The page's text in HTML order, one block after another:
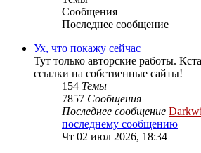
Сообщения
Последнее сообщение
Ух, что покажу сейчас
Тут только авторские работы.
ссылки на собственные сайты!
154 Темы
7857 Сообщения
Последнее сообщение
последнему сообщению
Чт 02 июл 2026, 18:34